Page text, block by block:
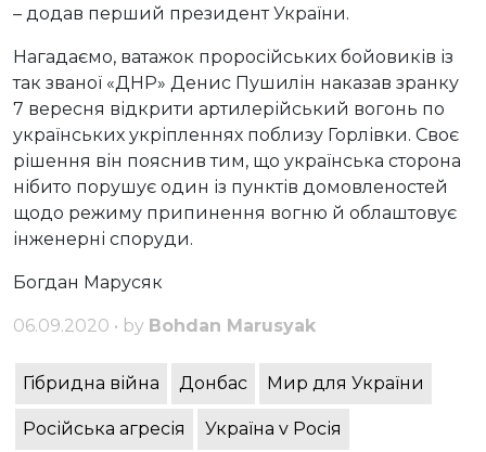
– додав перший президент України.
Нагадаємо, ватажок проросійських бойовиків із
так званої «ДНР» Денис Пушилін наказав зранку
7 вересня відкрити артилерійський вогонь по
українських укріпленнях поблизу Горлівки. Своє
рішення він пояснив тим, що українська сторона
нібито порушує один із пунктів домовленостей
щодо режиму припинення вогню й облаштовує
інженерні споруди.
Богдан Марусяк
06.09.2020 • by Bohdan Marusyak
Гібридна війна Донбас Мир для України
Російська агресія Україна v Росія